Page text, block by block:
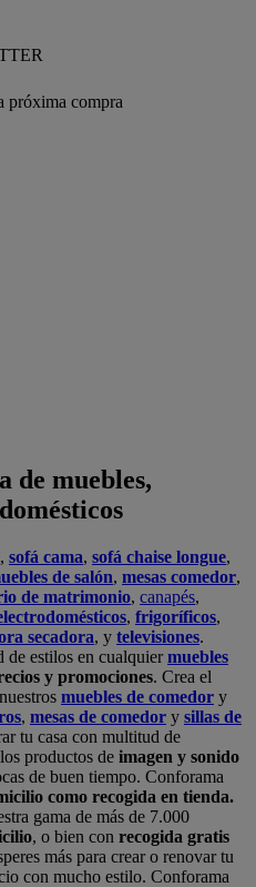
próxima compra
de muebles,
, sofá cama, sofá chaise longue,
de salón, mesas comedor,
de matrimonio, canapés,
, frigoríficos,
secadora, y televisiones.
de estilos en cualquiermuebles
y promociones. Crea el
muebles de comedor y
, mesas de comedor y sillas de
tu casa con multitud de
productos de imagen y sonido
de buen tiempo. Conforama
como recogida en tienda.
gama de más de 7.000
, o bien con recogida gratis
más para crear o renovar tu
con mucho estilo. Conforama